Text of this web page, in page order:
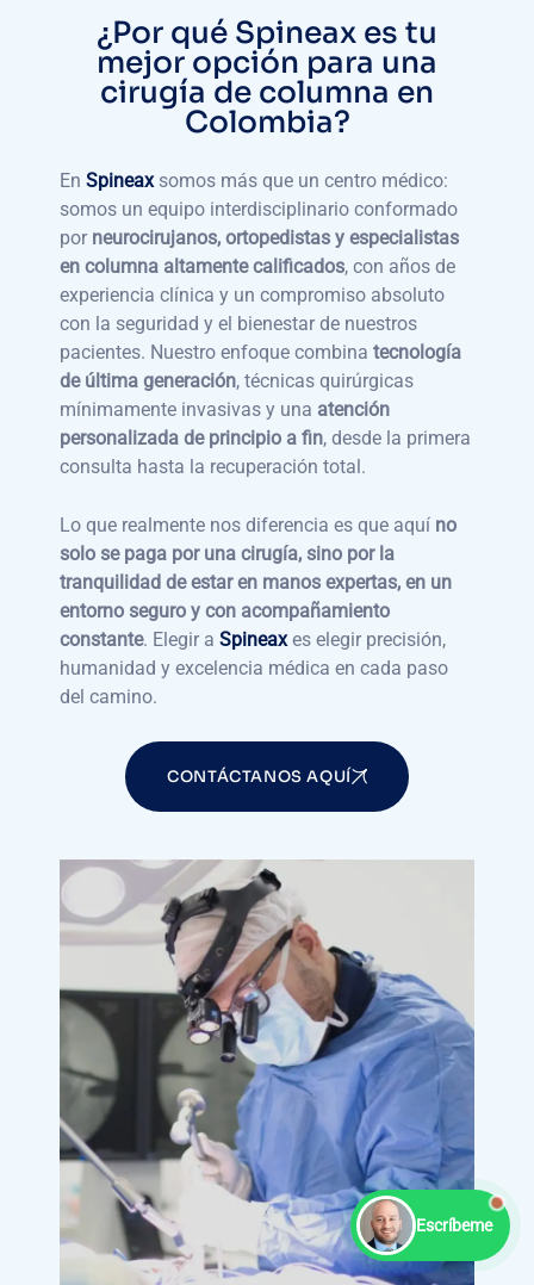
¿Por qué Spineax es tu
mejor opción para una
cirugía de columna en
Colombia?
En Spineax somos más que un centro médico:
somos un equipo interdisciplinario conformado
por neurocirujanos, ortopedistas y especialistas
en columna altamente calificados, con años de
experiencia clínica y un compromiso absoluto
con la seguridad y el bienestar de nuestros
pacientes. Nuestro enfoque combina tecnología
de última generación, técnicas quirúrgicas
mínimamente invasivas y una atención
personalizada de principio a fin, desde la primera
consulta hasta la recuperación total.
Lo que realmente nos diferencia es que aquí no
solo se paga por una cirugía, sino por la
tranquilidad de estar en manos expertas, en un
entorno seguro y con acompañamiento
constante. Elegir a Spineax es elegir precisión,
humanidad y excelencia médica en cada paso
del camino.
CONTÁCTANOS AQUÍ
Escríbeme